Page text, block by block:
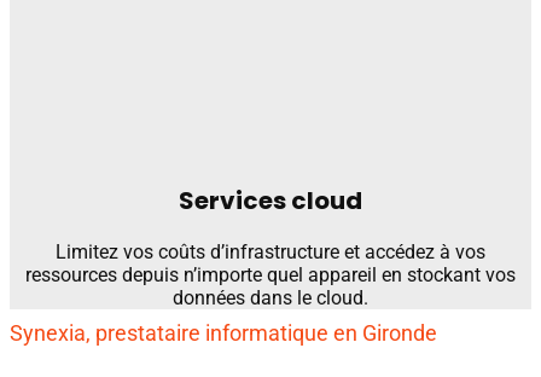
Services cloud
Limitez vos coûts d’infrastructure et accédez à vos
ressources depuis n’importe quel appareil en stockant vos
données dans le cloud.
Synexia, prestataire informatique en Gironde